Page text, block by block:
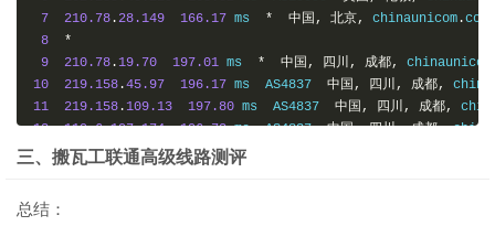
7
210.78 .28.149 166.17 ms * 中国, 北京, chinaunicom .com
8
*
9
210.78 . 19.70 197.01 ms * 中国, 四川, 成都, chinaunicom
10
219.158 .45.97 196.17 ms  AS4837 中国, 四川, 成都,
11
219.158 . 109.13 197.80 ms  AS4837 中国, 四川, 成都,
12
119.6.197.174 196.72 ms  AS4837 中国, 四川, 成都,
119.7.220.226 191.83 ms  AS4837
三、搬瓦工联通高级线路测评
总结：